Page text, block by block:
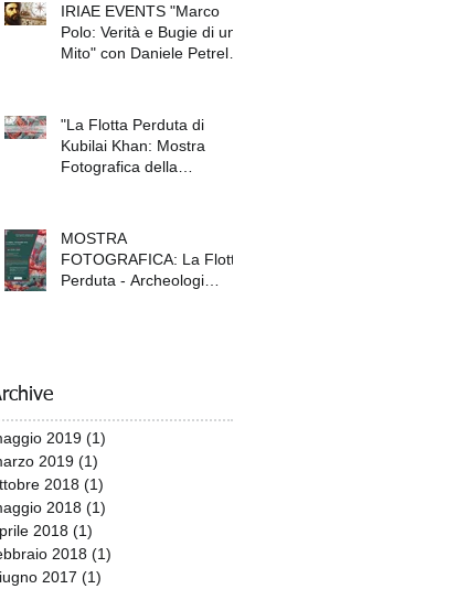
IRIAE EVENTS "Marco
Polo: Verità e Bugie di un
Mito" con Daniele Petrella
"La Flotta Perduta di
Kubilai Khan: Mostra
Fotografica della
MOSTRA
FOTOGRAFICA: La Flotta
Perduta - Archeologi
2019 (1)
2019 (1)
2018 (1)
2018 (1)
2018 (1)
2018 (1)
2017 (1)